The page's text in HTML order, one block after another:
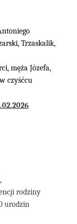
Trzaskalik,
męża Józefa,
czyśćcu
.02.2026
rodziny
urodzin